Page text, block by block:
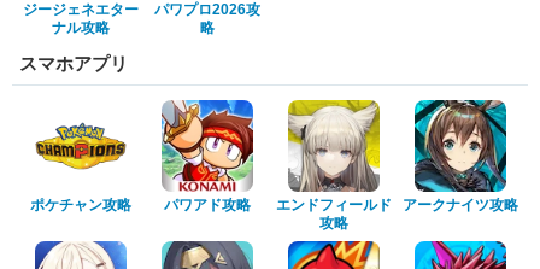
ジージェネエター
ナル攻略
パワプロ2026攻
略
スマホアプリ
ポケチャン攻略 パワアド攻略
エンドフィールド
攻略
アークナイツ攻略